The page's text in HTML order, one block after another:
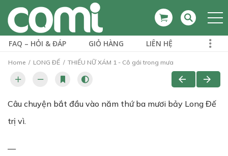
FAQ – HỎI & ĐÁP GIỎ HÀNG LIÊN HỆ
Home LONG ĐẾ THIẾU NỮ XÁM 1 - Cô gái trong mưa
Câu chuyện bắt đầu vào năm thứ ba mươi bảy Long Đế
trị vì.
—